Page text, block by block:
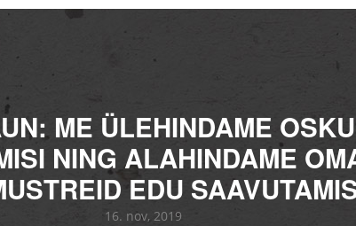
ME ÜLEHINDAME
NING ALAHINDAME
EDU
16. nov, 2019